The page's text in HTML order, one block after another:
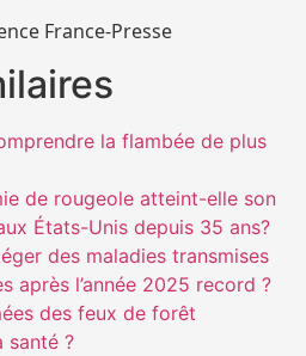
France-Presse
la flambée de plus
de rougeole atteint-elle son
États-Unis depuis 35 ans?
des maladies transmises
après l’année 2025 record ?
des feux de forêt
santé ?